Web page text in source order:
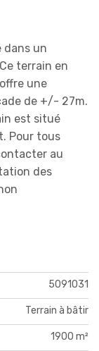
dans un
terrain en
une
de +/- 27m.
est situé
Pour tous
au
des
5091031
Terrain à bâtir
1900 m²